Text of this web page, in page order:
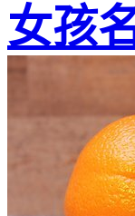
女孩